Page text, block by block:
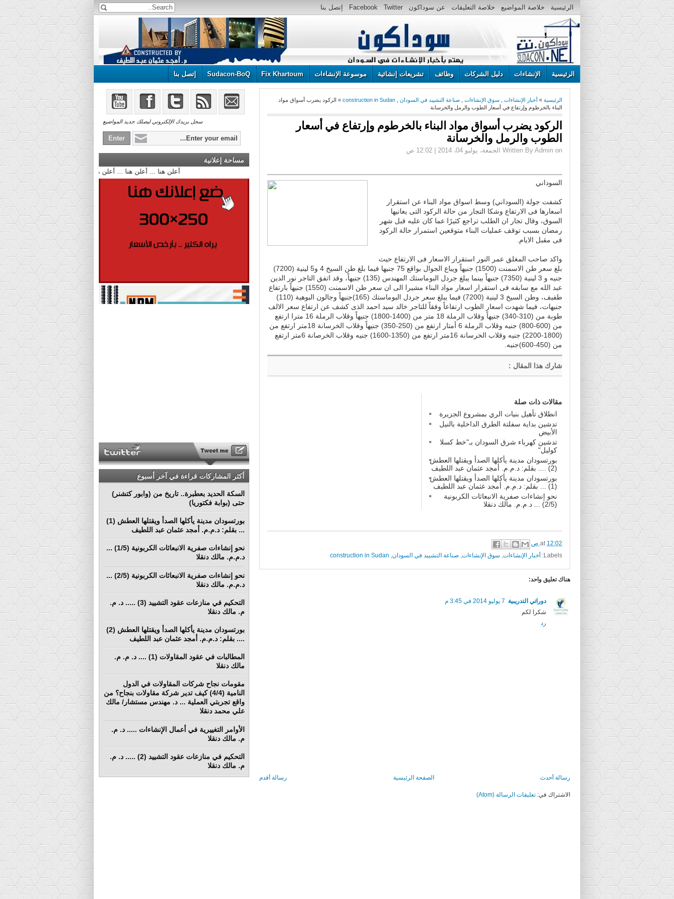
الرئيسية خلاصة المواضيع خلاصة التعليقات عن سوداكون Twitter
Facebook إتصل بنا
الرئيسية الإنشاءات دليل الشركات وظائف تشريعات إنشائية موسوعة الإنشاءات Fix Khartoum
Sudacon-BoQ إتصل بنا
الرئيسية » أخبار الإنشاءات سوق الإنشاءات صناعة التشييد في السودان construction in Sudan » الركود يضرب أسواق مواد
البناء بالخرطوم وإرتفاع في أسعار الطوب والرمل والخرسانة
الركود يضرب أسواق مواد البناء بالخرطوم وإرتفاع في أسعار
الطوب والرمل والخرسانة
Written By Admin on الجمعة، يوليو 04، 2014 | 12:02 ص
السوداني
كشفت جولة (السوداني) وسط اسواق مواد البناء عن استقرار
اسعارها فى الارتفاع وشكا التجار من حالة الركود التى يعانيها
السوق، وقال تجار ان الطلب تراجع كثيرًا عما كان عليه قبل شهر
رمضان بسبب توقف عمليات البناء متوقعين استمرار حالة الركود
فى مقبل الايام.
واكد صاحب المغلق عمر النور استقرار الاسعار فى الارتفاع حيث
بلغ سعر طن الاسمنت (1500) جنيهاً ويباع الجوال بواقع 75 جنيها فيما بلغ طن السيخ 4 و5 لينية (7200)
جنيه و 3 لينية (7350) جنيهاً بينما يبلغ جردل البوماستك المهندس (135) جنيهاً، وقد اتفق التاجر نور الدين
عبد الله مع سابقه فى استقرار اسعار مواد البناء مشيرا الى ان سعر طن الاسمنت (1550) جنيهاً بارتفاع
طفيف، وطن السيخ 3 لينية (7200) فيما يبلغ سعر جردل البوماستك (165)جنيهاً وجالون البوهية (110)
جنيهات، فيما شهدت اسعار الطوب ارتفاعاً وفقاً للتاجر خالد سيد احمد الذى كشف عن ارتفاع سعر الالف
طوبة من (310-340) جنيهاً وقلاب الرملة 18 متر من (1400-1800) جنيهاً وقلاب الرملة 16 مترا ارتفع
من (600-800) جنيه وقلاب الرملة 6 أمتار ارتفع من (250-350) جنيهاً وقلاب الخرسانة 18متر ارتفع من
(1800-2200) جنيه وقلاب الخرسانة 16متر ارتفع من (1350-1600) جنيه وقلاب الخرصانة 6متر ارتفع
من (450-600)جنيه.
شارك هذا المقال :
مقالات ذات صلة
انطلاق تأهيل بنيات الري بمشروع الجزيرة
تدشين بداية سفلتة الطرق الداخلية بالنيل
الأبيض
تدشين كهرباء شرق السودان بـ"خط كسلا
كوليل"
بورتسودان مدينة يأكلها الصدأ ويقتلها العطش
(2) .... بقلم: د.م.م. أمجد عثمان عبد اللطيف
بورتسودان مدينة يأكلها الصدأ ويقتلها العطش
(1) ... بقلم: د.م.م. أمجد عثمان عبد اللطيف
نحو إنشاءات صفرية الانبعاثات الكربونية
(2/5) ... د.م.م. مالك دنقلا
at 12:02 ص
Labels:
أخبار الإنشاءات, سوق الإنشاءات, صناعة التشييد في السودان,
construction in Sudan
هناك تعليق واحد:
دوراتي التدريبية 7 يوليو 2014 في 3:45 م
شكرا لكم
رد
رسالة أحدث رسالة أقدم الصفحة الرئيسية
الاشتراك في: تعليقات الرسالة (Atom)
سجل بريدك الإلكتروني ليصلك جديد المواضيع
مساحة إعلانية
أعلن هنا ... أعلن هنا ... أعلن هنا ...!
أكثر المشاركات قراءة في آخر أسبوع
السكة الحديد بعطبرة.. تاريخ من (وابور كتشنر)
حتى (بوابة فكتوريا)
بورتسودان مدينة يأكلها الصدأ ويقتلها العطش (1)
... بقلم: د.م.م. أمجد عثمان عبد اللطيف
نحو إنشاءات صفرية الانبعاثات الكربونية (1/5) ...
د.م.م. مالك دنقلا
نحو إنشاءات صفرية الانبعاثات الكربونية (2/5) ...
د.م.م. مالك دنقلا
التحكيم في منازعات عقود التشييد (3) ..... د. م.
م. مالك دنقلا
بورتسودان مدينة يأكلها الصدأ ويقتلها العطش (2)
.... بقلم: د.م.م. أمجد عثمان عبد اللطيف
المطالبات في عقود المقاولات (1) .... د. م. م.
مالك دنقلا
مقومات نجاح شركات المقاولات في الدول
النامية (4/4) كيف تدير شركة مقاولات بنجاح؟ من
واقع تجربتي العملية ... د. مهندس مستشار/ مالك
علي محمد دنقلا
الأوامر التغييرية في أعمال الإنشاءات ..... د. م.
م. مالك دنقلا
التحكيم في منازعات عقود التشييد (2) ..... د. م.
م. مالك دنقلا